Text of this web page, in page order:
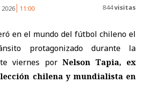
11:00 844visitas
en el mundo del fútbol chileno el
protagonizado durante la
viernes por Nelson Tapia, ex
chilena y mundialista en